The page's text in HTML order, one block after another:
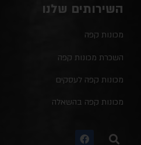
השירותים שלנו
מכונות קפה
השכרת מכונות קפה
מכונות קפה לעסקים
מכונות קפה בהשאלה